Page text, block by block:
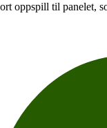
til panelet,